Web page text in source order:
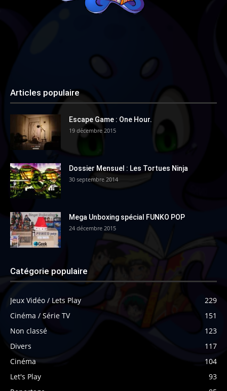
Articles populaire
Escape Game : One Hour.
19 décembre 2015
Dossier Mensuel : Les Tortues Ninja
30 septembre 2014
Mega Unboxing spécial FUNKO POP
24 décembre 2015
Catégorie populaire
Jeux Vidéo / Lets Play
229
Cinéma / Série TV
151
Non classé
123
Divers
117
Cinéma
104
Let's Play
93